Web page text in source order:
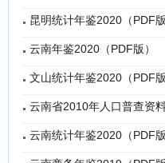
昆明统计年鉴2020（PDF
云南年鉴2020（PDF版）
文山统计年鉴2020（PDF版
云南省2010年人口普查资
云南统计年鉴2020（PDF